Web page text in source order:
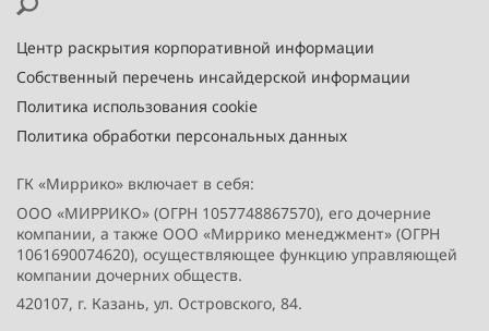
Центр раскрытия корпоративной информации
Собственный перечень инсайдерской информации
Политика использования cookie
Политика обработки персональных данных
ГК «Миррико» включает в себя:
ООО «МИРРИКО» (ОГРН 1057748867570), его дочерние
компании, а также ООО «Миррико менеджмент» (ОГРН
1061690074620), осуществляющее функцию управляющей
компании дочерних обществ.
420107, г. Казань, ул. Островского, 84.